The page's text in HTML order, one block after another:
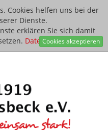
Cookies helfen uns bei der
Dienste.
erklären Sie sich damit
Datenschutzerklärung
Cookies akzeptieren